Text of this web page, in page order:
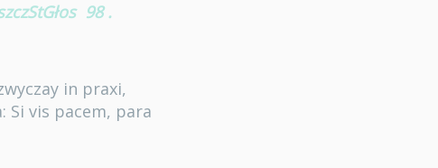
98 .
in praxi,
Si vis pacem, para